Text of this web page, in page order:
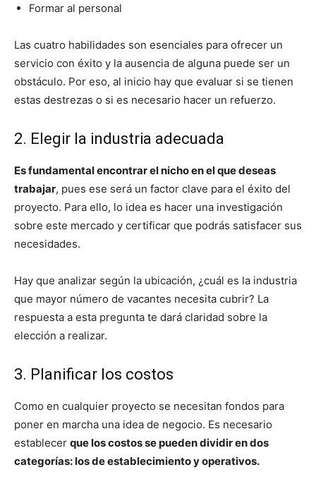
Formar al personal
Las cuatro habilidades son esenciales para ofrecer un
servicio con éxito y la ausencia de alguna puede ser un
obstáculo. Por eso, al inicio hay que evaluar si se tienen
estas destrezas o si es necesario hacer un refuerzo.
2. Elegir la industria adecuada
Es fundamental encontrar el nicho en el que deseas
trabajar, pues ese será un factor clave para el éxito del
proyecto. Para ello, lo idea es hacer una investigación
sobre este mercado y certificar que podrás satisfacer sus
necesidades.
Hay que analizar según la ubicación, ¿cuál es la industria
que mayor número de vacantes necesita cubrir? La
respuesta a esta pregunta te dará claridad sobre la
elección a realizar.
3. Planificar los costos
Como en cualquier proyecto se necesitan fondos para
poner en marcha una idea de negocio. Es necesario
establecer que los costos se pueden dividir en dos
categorías: los de establecimiento y operativos.